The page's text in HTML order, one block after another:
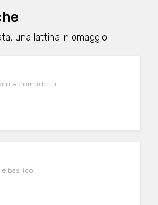
una lattina in omaggio.
e pomodorini
e basilico